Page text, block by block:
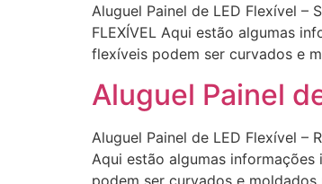
Aluguel Painel de LED Flexível –
FLEXÍVEL Aqui estão algumas
flexíveis podem ser curvados e
Aluguel Painel
Aluguel Painel de LED Flexível –
Aqui estão algumas
podem ser curvados e